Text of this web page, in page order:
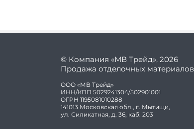
© Компания «МВ Трейд», 2026
Продажа отделочных материалов
ООО «МВ Трейд»
ИНН/КПП 5029241304/502901001
ОГРН 1195081010288
141013 Московская обл., г. Мытищи,
ул. Силикатная, д. 36, каб. 203